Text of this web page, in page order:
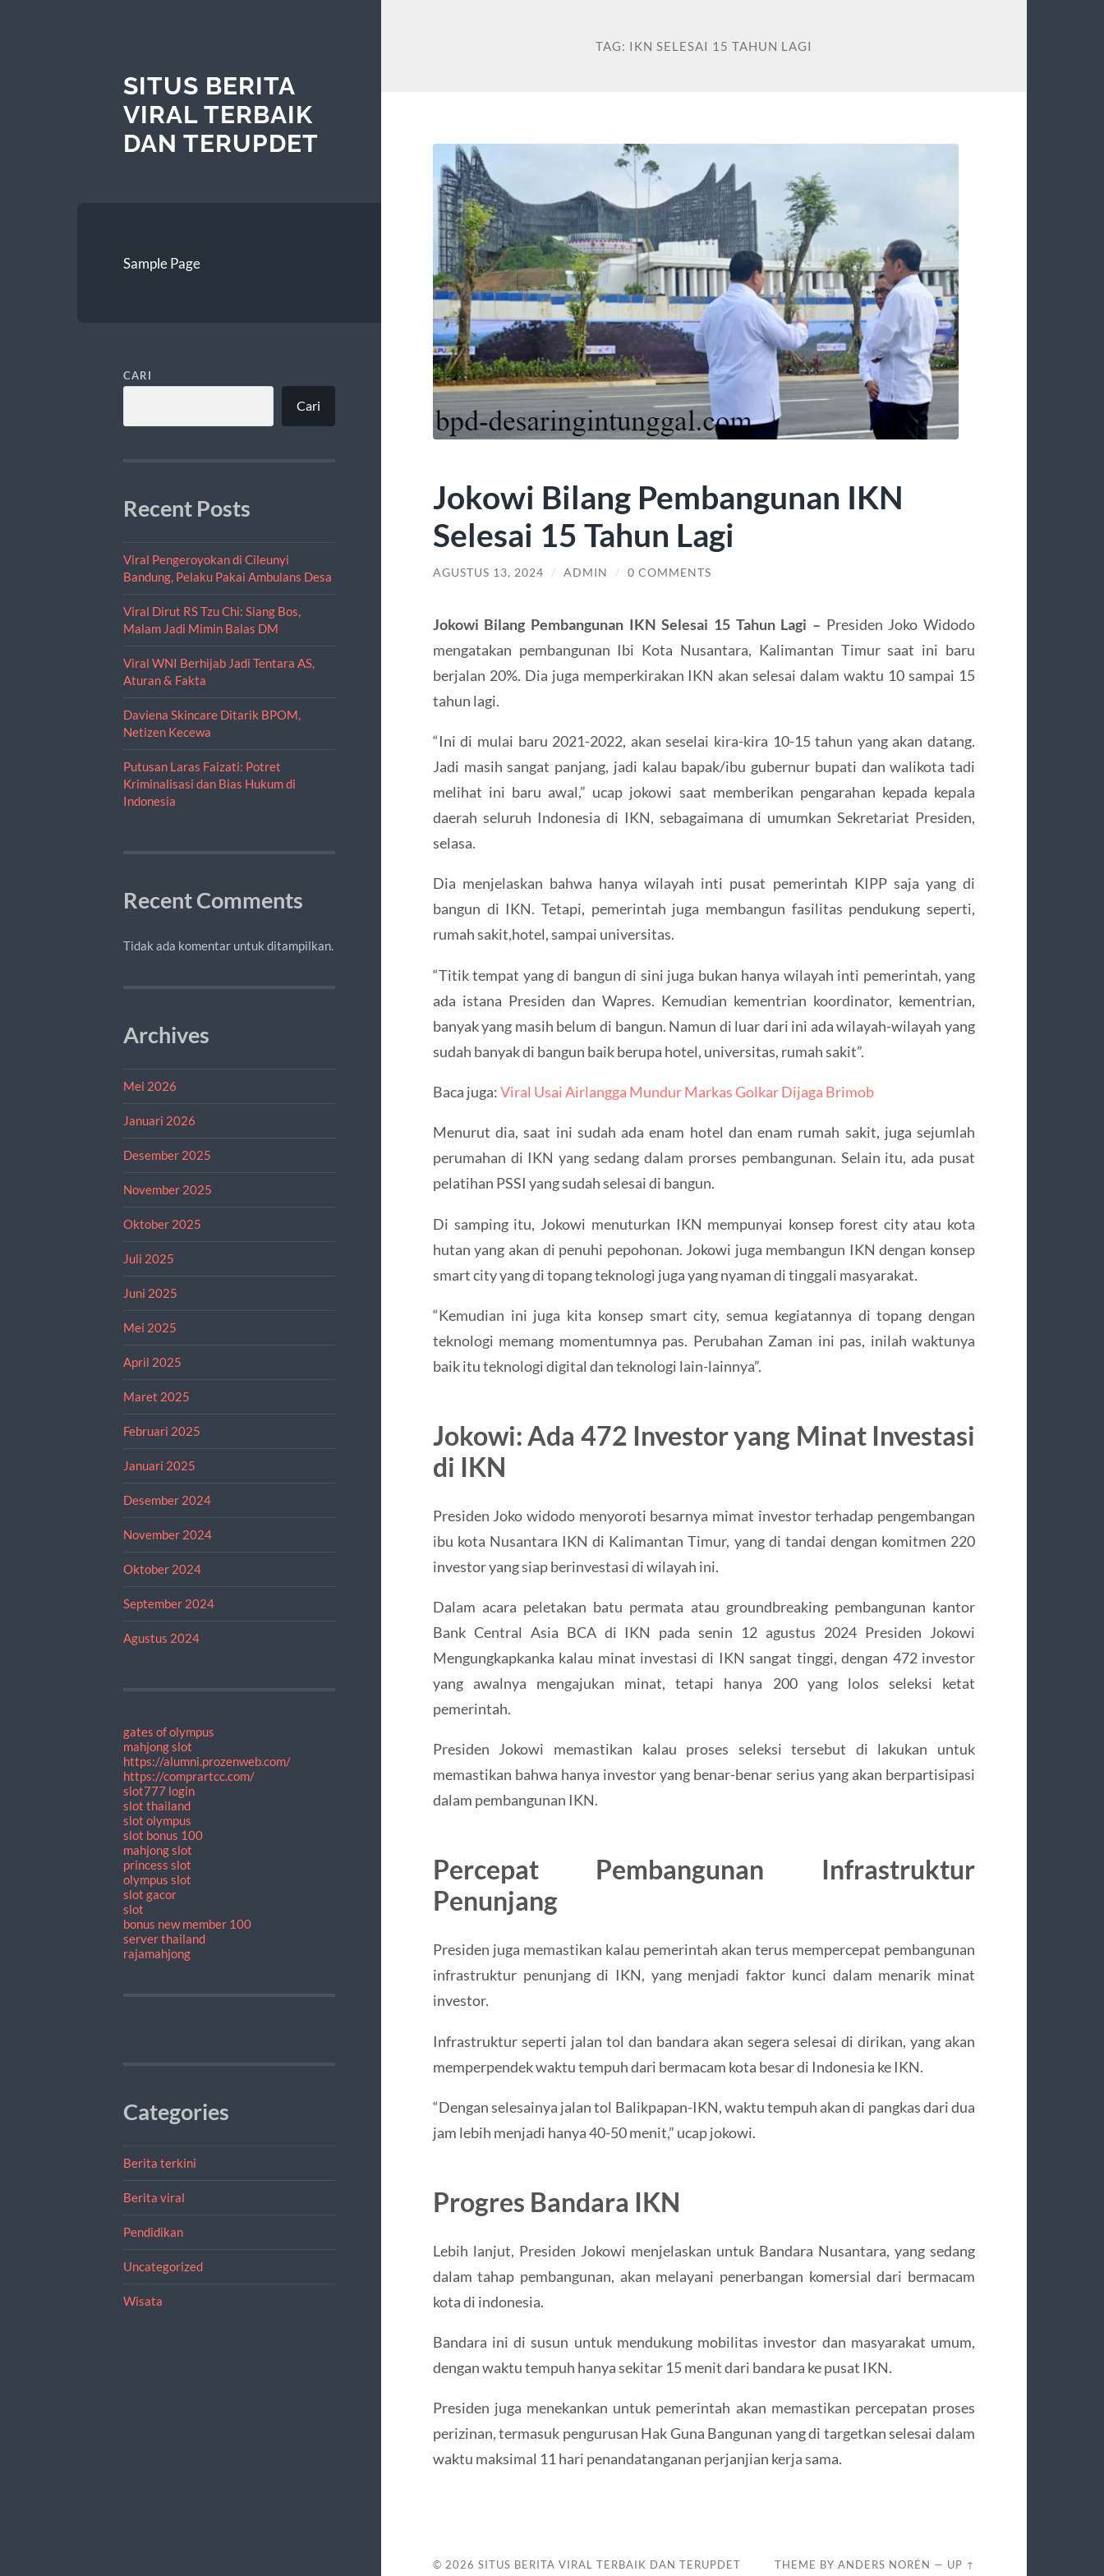
SITUS BERITA
VIRAL TERBAIK
DAN TERUPDET
Sample Page
CARI
Cari
Recent Posts
Viral Pengeroyokan di Cileunyi
Bandung, Pelaku Pakai Ambulans Desa
Viral Dirut RS Tzu Chi: Siang Bos,
Malam Jadi Mimin Balas DM
Viral WNI Berhijab Jadi Tentara AS,
Aturan & Fakta
Daviena Skincare Ditarik BPOM,
Netizen Kecewa
Putusan Laras Faizati: Potret
Kriminalisasi dan Bias Hukum di
Indonesia
Recent Comments
Tidak ada komentar untuk ditampilkan.
Archives
Mei 2026
Januari 2026
Desember 2025
November 2025
Oktober 2025
Juli 2025
Juni 2025
Mei 2025
April 2025
Maret 2025
Februari 2025
Januari 2025
Desember 2024
November 2024
Oktober 2024
September 2024
Agustus 2024
gates of olympus
mahjong slot
https://alumni.prozenweb.com/
https://comprartcc.com/
slot777 login
slot thailand
slot olympus
slot bonus 100
mahjong slot
princess slot
olympus slot
slot gacor
slot
bonus new member 100
server thailand
rajamahjong
Categories
Berita terkini
Berita viral
Pendidikan
Uncategorized
Wisata
TAG: IKN SELESAI 15 TAHUN LAGI
Jokowi Bilang Pembangunan IKN
Selesai 15 Tahun Lagi
AGUSTUS 13, 2024 / ADMIN / 0 COMMENTS
Jokowi Bilang Pembangunan IKN Selesai 15 Tahun Lagi – Presiden Joko Widodo
mengatakan pembangunan Ibi Kota Nusantara, Kalimantan Timur saat ini baru
berjalan 20%. Dia juga memperkirakan IKN akan selesai dalam waktu 10 sampai 15
tahun lagi.
“Ini di mulai baru 2021-2022, akan seselai kira-kira 10-15 tahun yang akan datang.
Jadi masih sangat panjang, jadi kalau bapak/ibu gubernur bupati dan walikota tadi
melihat ini baru awal,” ucap jokowi saat memberikan pengarahan kepada kepala
daerah seluruh Indonesia di IKN, sebagaimana di umumkan Sekretariat Presiden,
selasa.
Dia menjelaskan bahwa hanya wilayah inti pusat pemerintah KIPP saja yang di
bangun di IKN. Tetapi, pemerintah juga membangun fasilitas pendukung seperti,
rumah sakit,hotel, sampai universitas.
“Titik tempat yang di bangun di sini juga bukan hanya wilayah inti pemerintah, yang
ada istana Presiden dan Wapres. Kemudian kementrian koordinator, kementrian,
banyak yang masih belum di bangun. Namun di luar dari ini ada wilayah-wilayah yang
sudah banyak di bangun baik berupa hotel, universitas, rumah sakit”.
Baca juga:Viral Usai Airlangga Mundur Markas Golkar Dijaga Brimob
Menurut dia, saat ini sudah ada enam hotel dan enam rumah sakit, juga sejumlah
perumahan di IKN yang sedang dalam prorses pembangunan. Selain itu, ada pusat
pelatihan PSSI yang sudah selesai di bangun.
Di samping itu, Jokowi menuturkan IKN mempunyai konsep forest city atau kota
hutan yang akan di penuhi pepohonan. Jokowi juga membangun IKN dengan konsep
smart city yang di topang teknologi juga yang nyaman di tinggali masyarakat.
“Kemudian ini juga kita konsep smart city, semua kegiatannya di topang dengan
teknologi memang momentumnya pas. Perubahan Zaman ini pas, inilah waktunya
baik itu teknologi digital dan teknologi lain-lainnya”.
Jokowi: Ada 472 Investor yang Minat Investasi
di IKN
Presiden Joko widodo menyoroti besarnya mimat investor terhadap pengembangan
ibu kota Nusantara IKN di Kalimantan Timur, yang di tandai dengan komitmen 220
investor yang siap berinvestasi di wilayah ini.
Dalam acara peletakan batu permata atau groundbreaking pembangunan kantor
Bank Central Asia BCA di IKN pada senin 12 agustus 2024 Presiden Jokowi
Mengungkapkanka kalau minat investasi di IKN sangat tinggi, dengan 472 investor
yang awalnya mengajukan minat, tetapi hanya 200 yang lolos seleksi ketat
pemerintah.
Presiden Jokowi memastikan kalau proses seleksi tersebut di lakukan untuk
memastikan bahwa hanya investor yang benar-benar serius yang akan berpartisipasi
dalam pembangunan IKN.
Percepat Pembangunan Infrastruktur
Penunjang
Presiden juga memastikan kalau pemerintah akan terus mempercepat pembangunan
infrastruktur penunjang di IKN, yang menjadi faktor kunci dalam menarik minat
investor.
Infrastruktur seperti jalan tol dan bandara akan segera selesai di dirikan, yang akan
memperpendek waktu tempuh dari bermacam kota besar di Indonesia ke IKN.
“Dengan selesainya jalan tol Balikpapan-IKN, waktu tempuh akan di pangkas dari dua
jam lebih menjadi hanya 40-50 menit,” ucap jokowi.
Progres Bandara IKN
Lebih lanjut, Presiden Jokowi menjelaskan untuk Bandara Nusantara, yang sedang
dalam tahap pembangunan, akan melayani penerbangan komersial dari bermacam
kota di indonesia.
Bandara ini di susun untuk mendukung mobilitas investor dan masyarakat umum,
dengan waktu tempuh hanya sekitar 15 menit dari bandara ke pusat IKN.
Presiden juga menekankan untuk pemerintah akan memastikan percepatan proses
perizinan, termasuk pengurusan Hak Guna Bangunan yang di targetkan selesai dalam
waktu maksimal 11 hari penandatanganan perjanjian kerja sama.
© 2026 SITUS BERITA VIRAL TERBAIK DAN TERUPDET THEME BYANDERS NORÉN — UP ↑